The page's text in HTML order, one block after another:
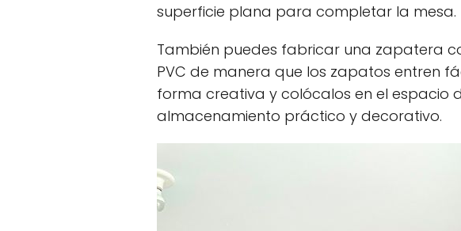
superficie plana para completar la mesa.
También puedes fabricar una zapatera
PVC de manera que los zapatos entren
forma creativa y colócalos en el espacio
almacenamiento práctico y decorativo.